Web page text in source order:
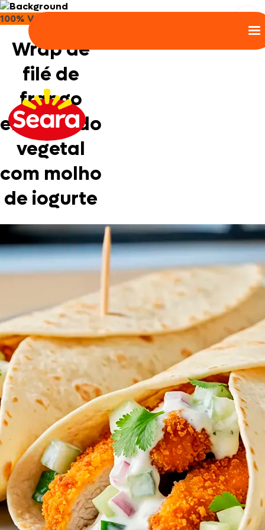
100% Vegetal
Wrap de
filé de
frango
empanado
vegetal
com molho
de iogurte